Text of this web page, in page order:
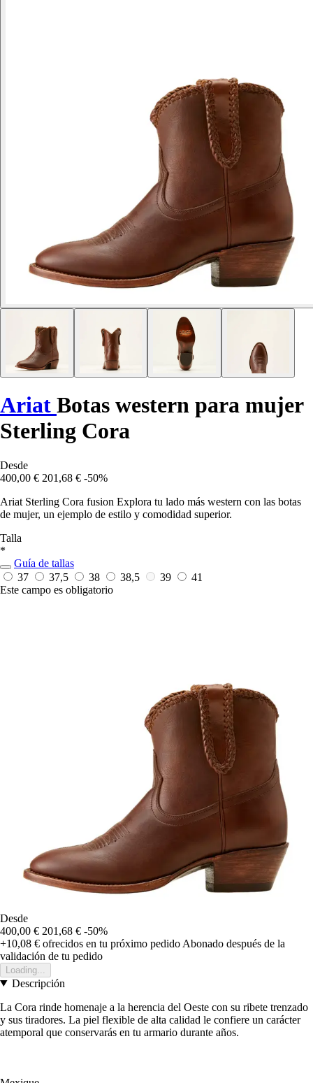
Ariat Botas western para mujer
Sterling Cora
Desde
400,00 € 201,68 € -50%
Ariat Sterling Cora fusion Explora tu lado más western con las botas
de mujer, un ejemplo de estilo y comodidad superior.
Talla
*
Guía de tallas
37
37,5 38 38,5 39
41
Este campo es obligatorio
Desde
400,00 € 201,68 € -50%
+10,08 € ofrecidos en tu próximo pedido Abonado después de la
validación de tu pedido
Loading...
Descripción
La Cora rinde homenaje a la herencia del Oeste con su ribete trenzado
y sus tiradores. La piel flexible de alta calidad le confiere un carácter
atemporal que conservarás en tu armario durante años.